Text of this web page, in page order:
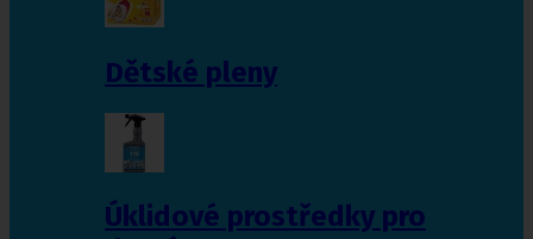
Dětské pleny
Úklidové prostředky pro